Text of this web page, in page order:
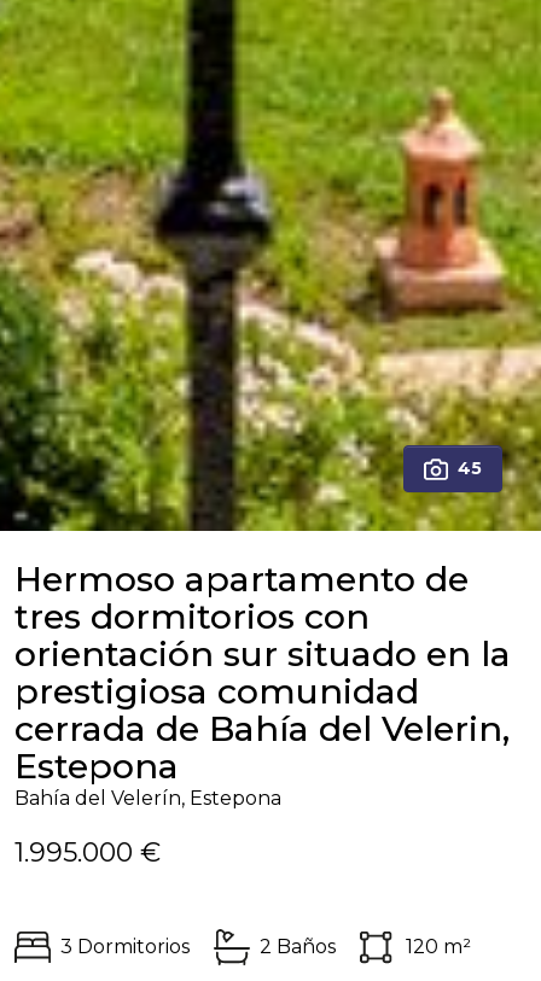
45
Hermoso apartamento de
tres dormitorios con
orientación sur situado en la
prestigiosa comunidad
cerrada de Bahía del Velerin,
Estepona
Bahía del Velerín, Estepona
1.995.000 €
3 Dormitorios 2 Baños 120 m²